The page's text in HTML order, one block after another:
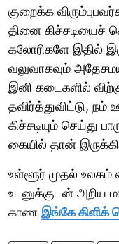
குறைக்க
தினை கிச்சடியைச்
கலோரிகளே இதில்
வலுவாகவும்
இனி கடைகளில்
தவிர்த்துவிட்டு,
கிச்சடியும் செய்து
கையில் தான்
உள்ளூர் முதல்
உடனுக்குடன் அறிய
காண இங்கே கிளிக்